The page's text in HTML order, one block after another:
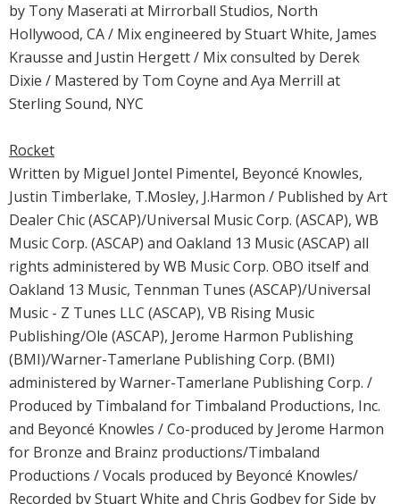
by Tony Maserati at Mirrorball Studios, North
Hollywood, CA / Mix engineered by Stuart White, James
Krausse and Justin Hergett / Mix consulted by Derek
Dixie / Mastered by Tom Coyne and Aya Merrill at
Sterling Sound, NYC
Rocket
Written by Miguel Jontel Pimentel, Beyoncé Knowles,
Justin Timberlake, T.Mosley, J.Harmon / Published by Art
Dealer Chic (ASCAP)/Universal Music Corp. (ASCAP), WB
Music Corp. (ASCAP) and Oakland 13 Music (ASCAP) all
rights administered by WB Music Corp. OBO itself and
Oakland 13 Music, Tennman Tunes (ASCAP)/Universal
Music - Z Tunes LLC (ASCAP), VB Rising Music
Publishing/Ole (ASCAP), Jerome Harmon Publishing
(BMI)/Warner-Tamerlane Publishing Corp. (BMI)
administered by Warner-Tamerlane Publishing Corp. /
Produced by Timbaland for Timbaland Productions, Inc.
and Beyoncé Knowles / Co-produced by Jerome Harmon
for Bronze and Brainz productions/Timbaland
Productions / Vocals produced by Beyoncé Knowles/
Recorded by Stuart White and Chris Godbey for Side by